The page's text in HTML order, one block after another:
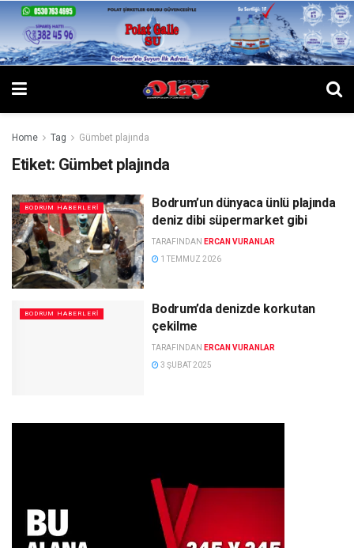
Home Tag Gümbet plajında
Etiket: Gümbet plajında
BODRUM HABERLERI
Bodrum’un dünyaca ünlü plajında
deniz dibi süpermarket gibi
TARAFINDAN ERCAN VURANLAR
1 TEMMUZ 2026
BODRUM HABERLERI
Bodrum’da denizde korkutan
çekilme
TARAFINDAN ERCAN VURANLAR
3 ŞUBAT 2025